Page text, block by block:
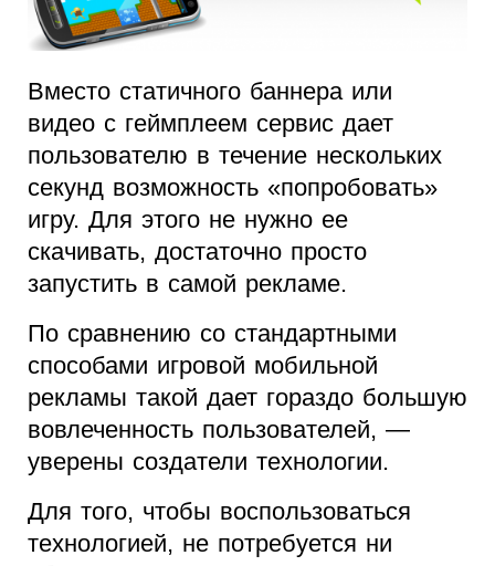
Вместо статичного баннера или
видео с геймплеем сервис дает
пользователю в течение нескольких
секунд возможность «попробовать»
игру. Для этого не нужно ее
скачивать, достаточно просто
запустить в самой рекламе.
По сравнению со стандартными
способами игровой мобильной
рекламы такой дает гораздо большую
вовлеченность пользователей, —
уверены создатели технологии.
Для того, чтобы воспользоваться
технологией, не потребуется ни